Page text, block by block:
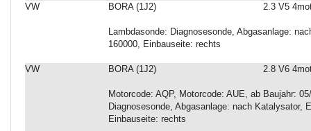
VW BORA (1J2) 2.3 V5
Lambdasonde: Diagnosesonde, Abgasanlage:
160000, Einbauseite: rechts
VW BORA (1J2) 2.8 V6
Motorcode: AQP, Motorcode: AUE, ab Baujahr:
Diagnosesonde, Abgasanlage: nach Katalysator,
Einbauseite: rechts